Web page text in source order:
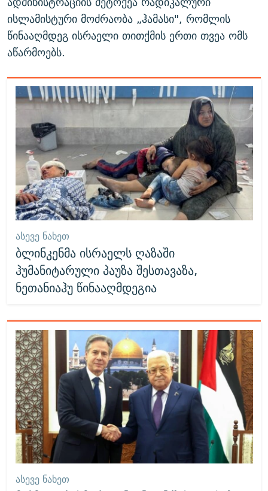
ისლამისტური მოძრაობა „ჰამასი", რომლის
წინააღმდეგ ისრაელი თითქმის ერთი თვეა ომს
აწარმოებს.
ᲐᲡᲔᲕᲔ ᲜᲐᲮᲔᲗ
ბლინკენმა ისრაელს ღაზაში
ჰუმანიტარული პაუზა შესთავაზა,
ნეთანიაჰუ წინააღმდეგია
ᲐᲡᲔᲕᲔ ᲜᲐᲮᲔᲗ